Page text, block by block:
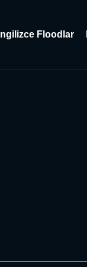
İngilizce Floodlar